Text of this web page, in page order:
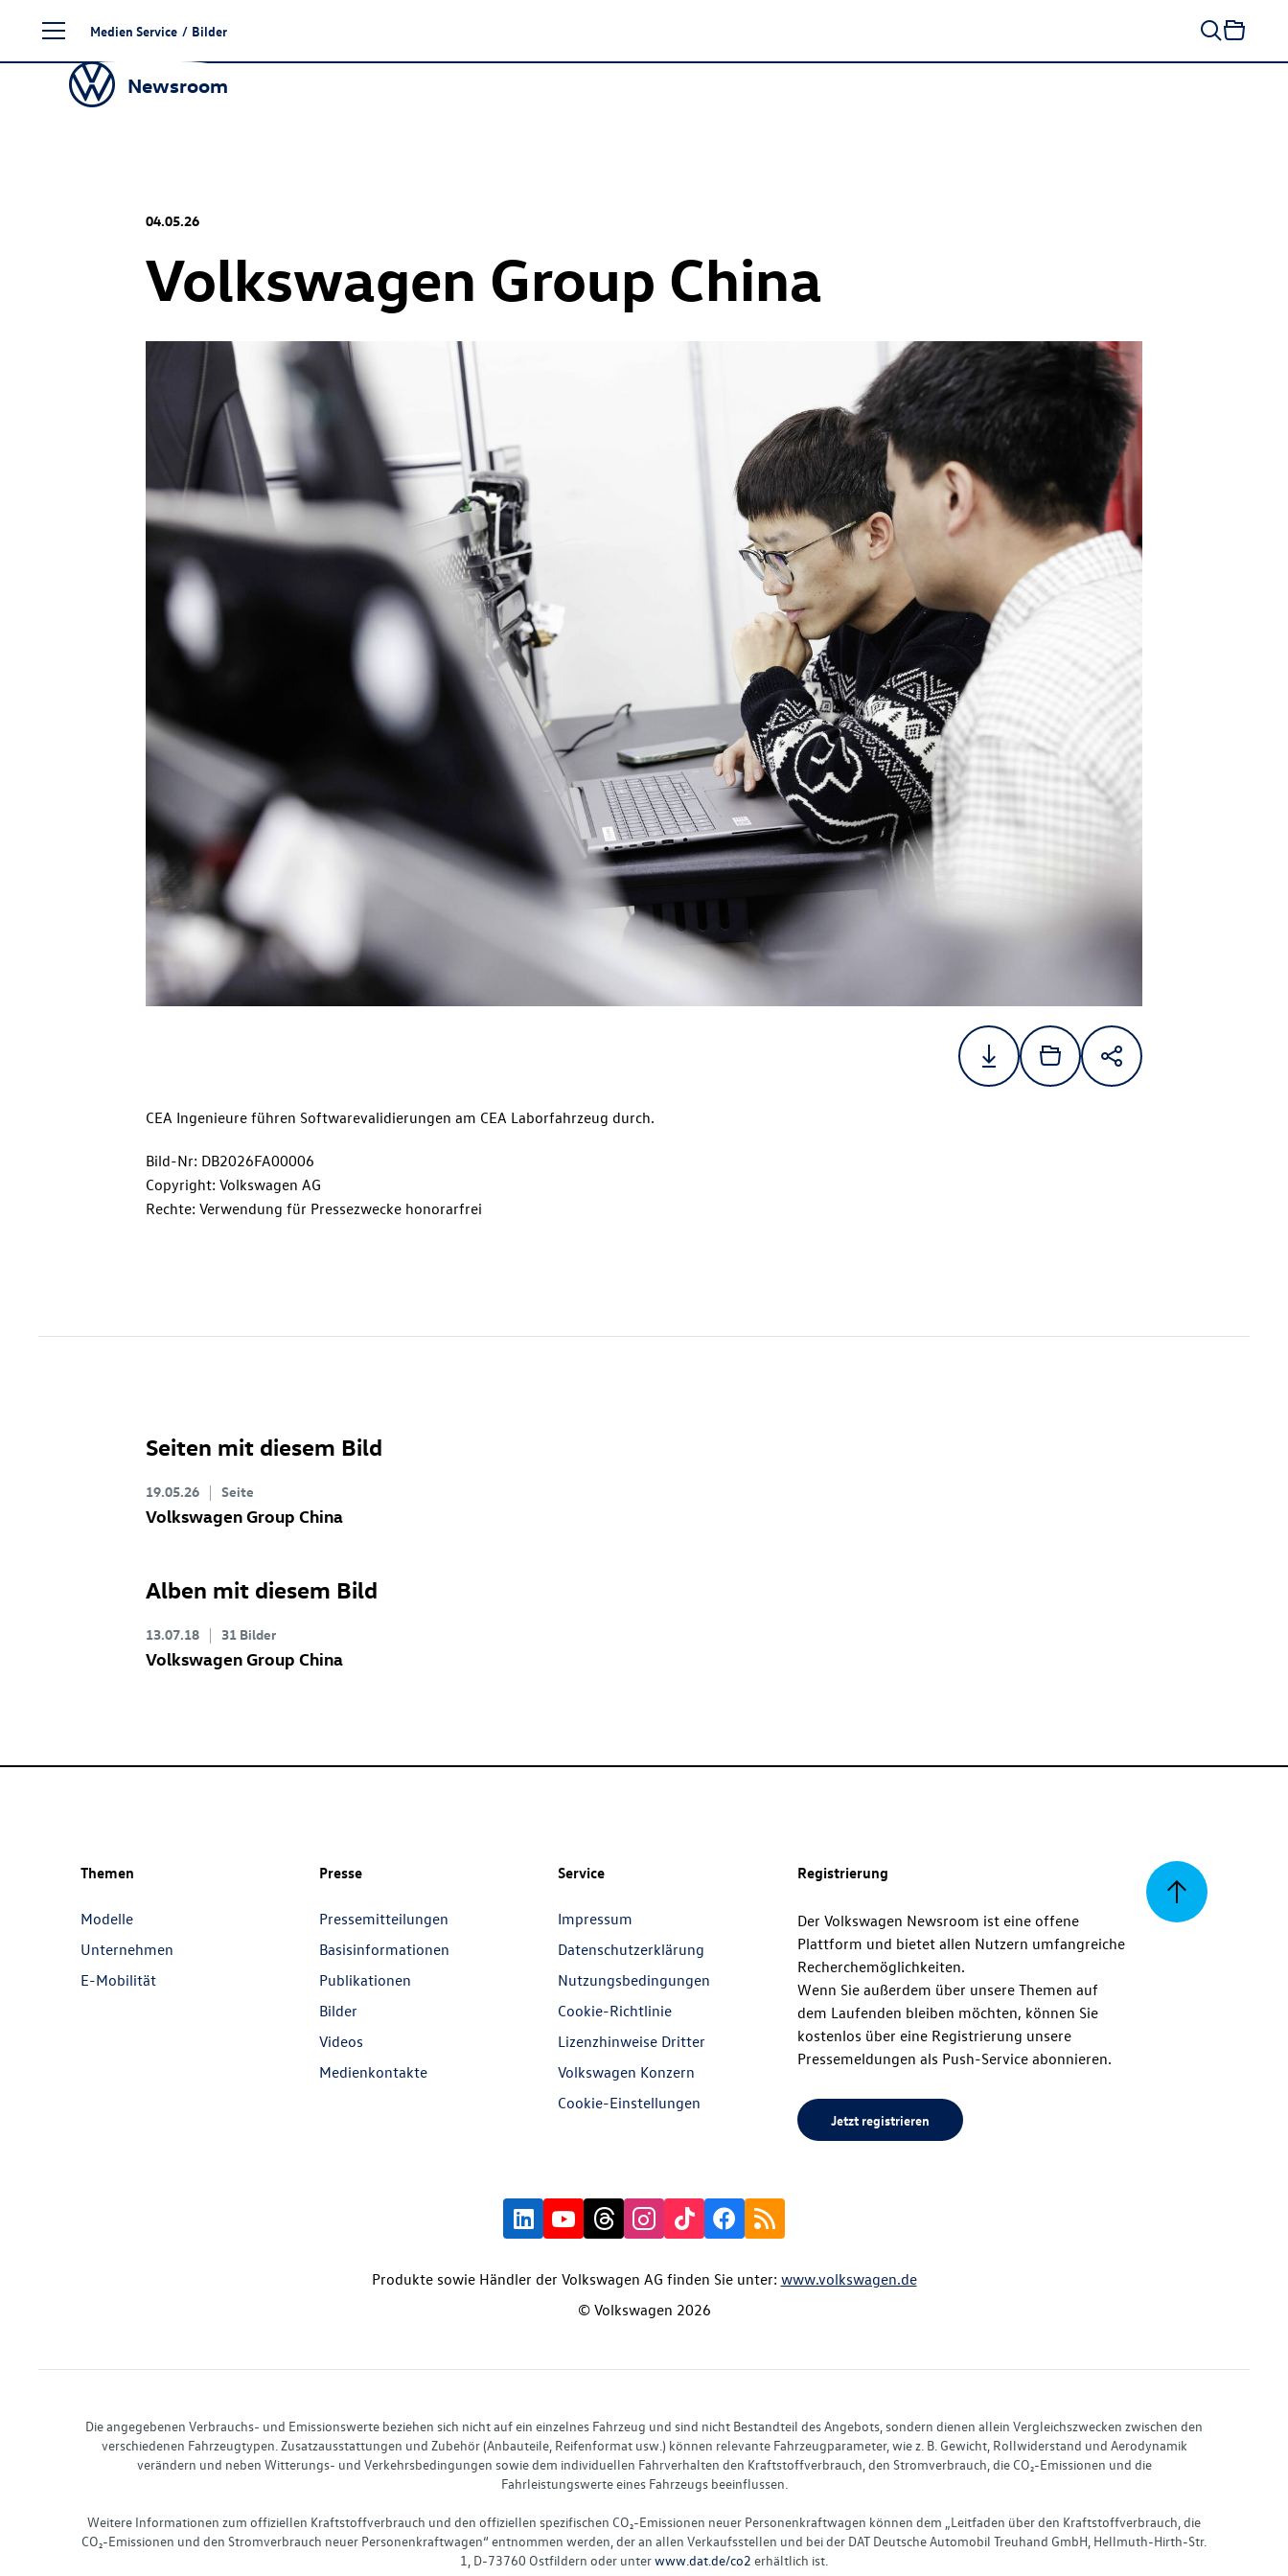
Seiteninhalt
springen
Medien Service / Bilder
Newsroom
04.05.26
Volkswagen Group China
CEA Ingenieure führen Softwarevalidierungen am CEA Laborfahrzeug durch.
Bild-Nr: DB2026FA00006
Copyright: Volkswagen AG
Rechte: Verwendung für Pressezwecke honorarfrei
Seiten mit diesem Bild
19.05.26 Seite
Volkswagen Group China
Alben mit diesem Bild
13.07.18 31 Bilder
Volkswagen Group China
Zurück
Themen
Modelle
Unternehmen
E-Mobilität
Presse
Pressemitteilungen
Basisinformationen
Publikationen
Bilder
Videos
Medienkontakte
Service
Impressum
Datenschutzerklärung
Nutzungsbedingungen
Cookie-Richtlinie
Lizenzhinweise Dritter
Volkswagen Konzern
Cookie-Einstellungen
Registrierung
Der Volkswagen Newsroom ist eine offene
Plattform und bietet allen Nutzern umfangreiche
Recherchemöglichkeiten.
Wenn Sie außerdem über unsere Themen auf
dem Laufenden bleiben möchten, können Sie
kostenlos über eine Registrierung unsere
Pressemeldungen als Push-Service abonnieren.
Jetzt registrieren
Produkte sowie Händler der Volkswagen AG finden Sie unter: www.volkswagen.de
© Volkswagen 2026
Die angegebenen Verbrauchs- und Emissionswerte beziehen sich nicht auf ein einzelnes Fahrzeug und sind nicht Bestandteil des Angebots, sondern dienen allein Vergleichszwecken zwischen den
verschiedenen Fahrzeugtypen. Zusatzausstattungen und Zubehör (Anbauteile, Reifenformat usw.) können relevante Fahrzeugparameter, wie z. B. Gewicht, Rollwiderstand und Aerodynamik
verändern und neben Witterungs- und Verkehrsbedingungen sowie dem individuellen Fahrverhalten den Kraftstoffverbrauch, den Stromverbrauch, die CO₂-Emissionen und die
Fahrleistungswerte eines Fahrzeugs beeinflussen.
Weitere Informationen zum offiziellen Kraftstoffverbrauch und den offiziellen spezifischen CO₂-Emissionen neuer Personenkraftwagen können dem „Leitfaden über den Kraftstoffverbrauch, die
CO₂-Emissionen und den Stromverbrauch neuer Personenkraftwagen“ entnommen werden, der an allen Verkaufsstellen und bei der DAT Deutsche Automobil Treuhand GmbH, Hellmuth-Hirth-Str.
1, D-73760 Ostfildern oder unterwww.dat.de/co2 erhältlich ist.